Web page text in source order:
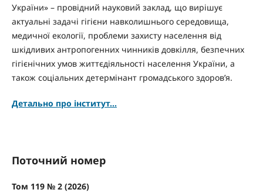
України» – провідний науковий заклад, що вирішує
актуальні задачі гігієни навколишнього середовища,
медичної екології, проблеми захисту населення від
шкідливих антропогенних чинників довкілля, безпечних
гігієнічних умов життєдіяльності населення України, а
також соціальних детермінант громадського здоров’я.
Детально про інститут...
Поточний номер
Том 119 № 2 (2026)